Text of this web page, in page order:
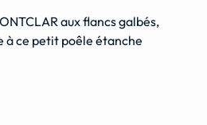
aux flancs galbés,
à ce petit poêle étanche